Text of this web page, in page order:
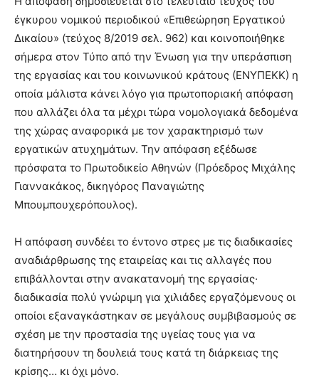
έγκυρου νομικού περιοδικού «Επιθεώρηση Εργατικού
Δικαίου» (τεύχος 8/2019 σελ. 962) και κοινοποιήθηκε
σήμερα στον Τύπο από την Ένωση για την υπεράσπιση
της εργασίας και του κοινωνικού κράτους (ΕΝΥΠΕΚΚ) η
οποία μάλιστα κάνει λόγο για πρωτοποριακή απόφαση
που αλλάζει όλα τα μέχρι τώρα νομολογιακά δεδομένα
της χώρας αναφορικά με τον χαρακτηρισμό των
εργατικών ατυχημάτων. Την απόφαση εξέδωσε
πρόσφατα το Πρωτοδικείο Αθηνών (Πρόεδρος Μιχάλης
Γιαννακάκος, δικηγόρος Παναγιώτης
Μπουμπουχερόπουλος).
H απόφαση συνδέει το έντονο στρες με τις διαδικασίες
αναδιάρθρωσης της εταιρείας και τις αλλαγές που
επιβάλλονται στην ανακατανομή της εργασίας·
διαδικασία πολύ γνώριμη για χιλιάδες εργαζόμενους οι
οποίοι εξαναγκάστηκαν σε μεγάλους συμβιβασμούς σε
σχέση με την προστασία της υγείας τους για να
διατηρήσουν τη δουλειά τους κατά τη διάρκειας της
κρίσης… κι όχι μόνο.